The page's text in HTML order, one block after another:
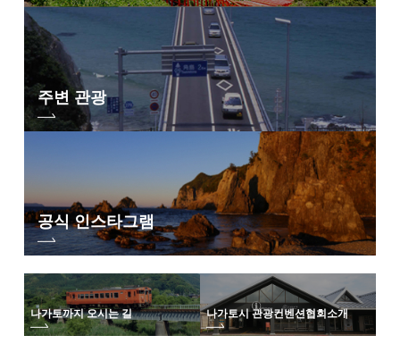
주변 관광
공식 인스타그램
나가토까지 오시는 길 나가토시 관광컨벤션협회소개